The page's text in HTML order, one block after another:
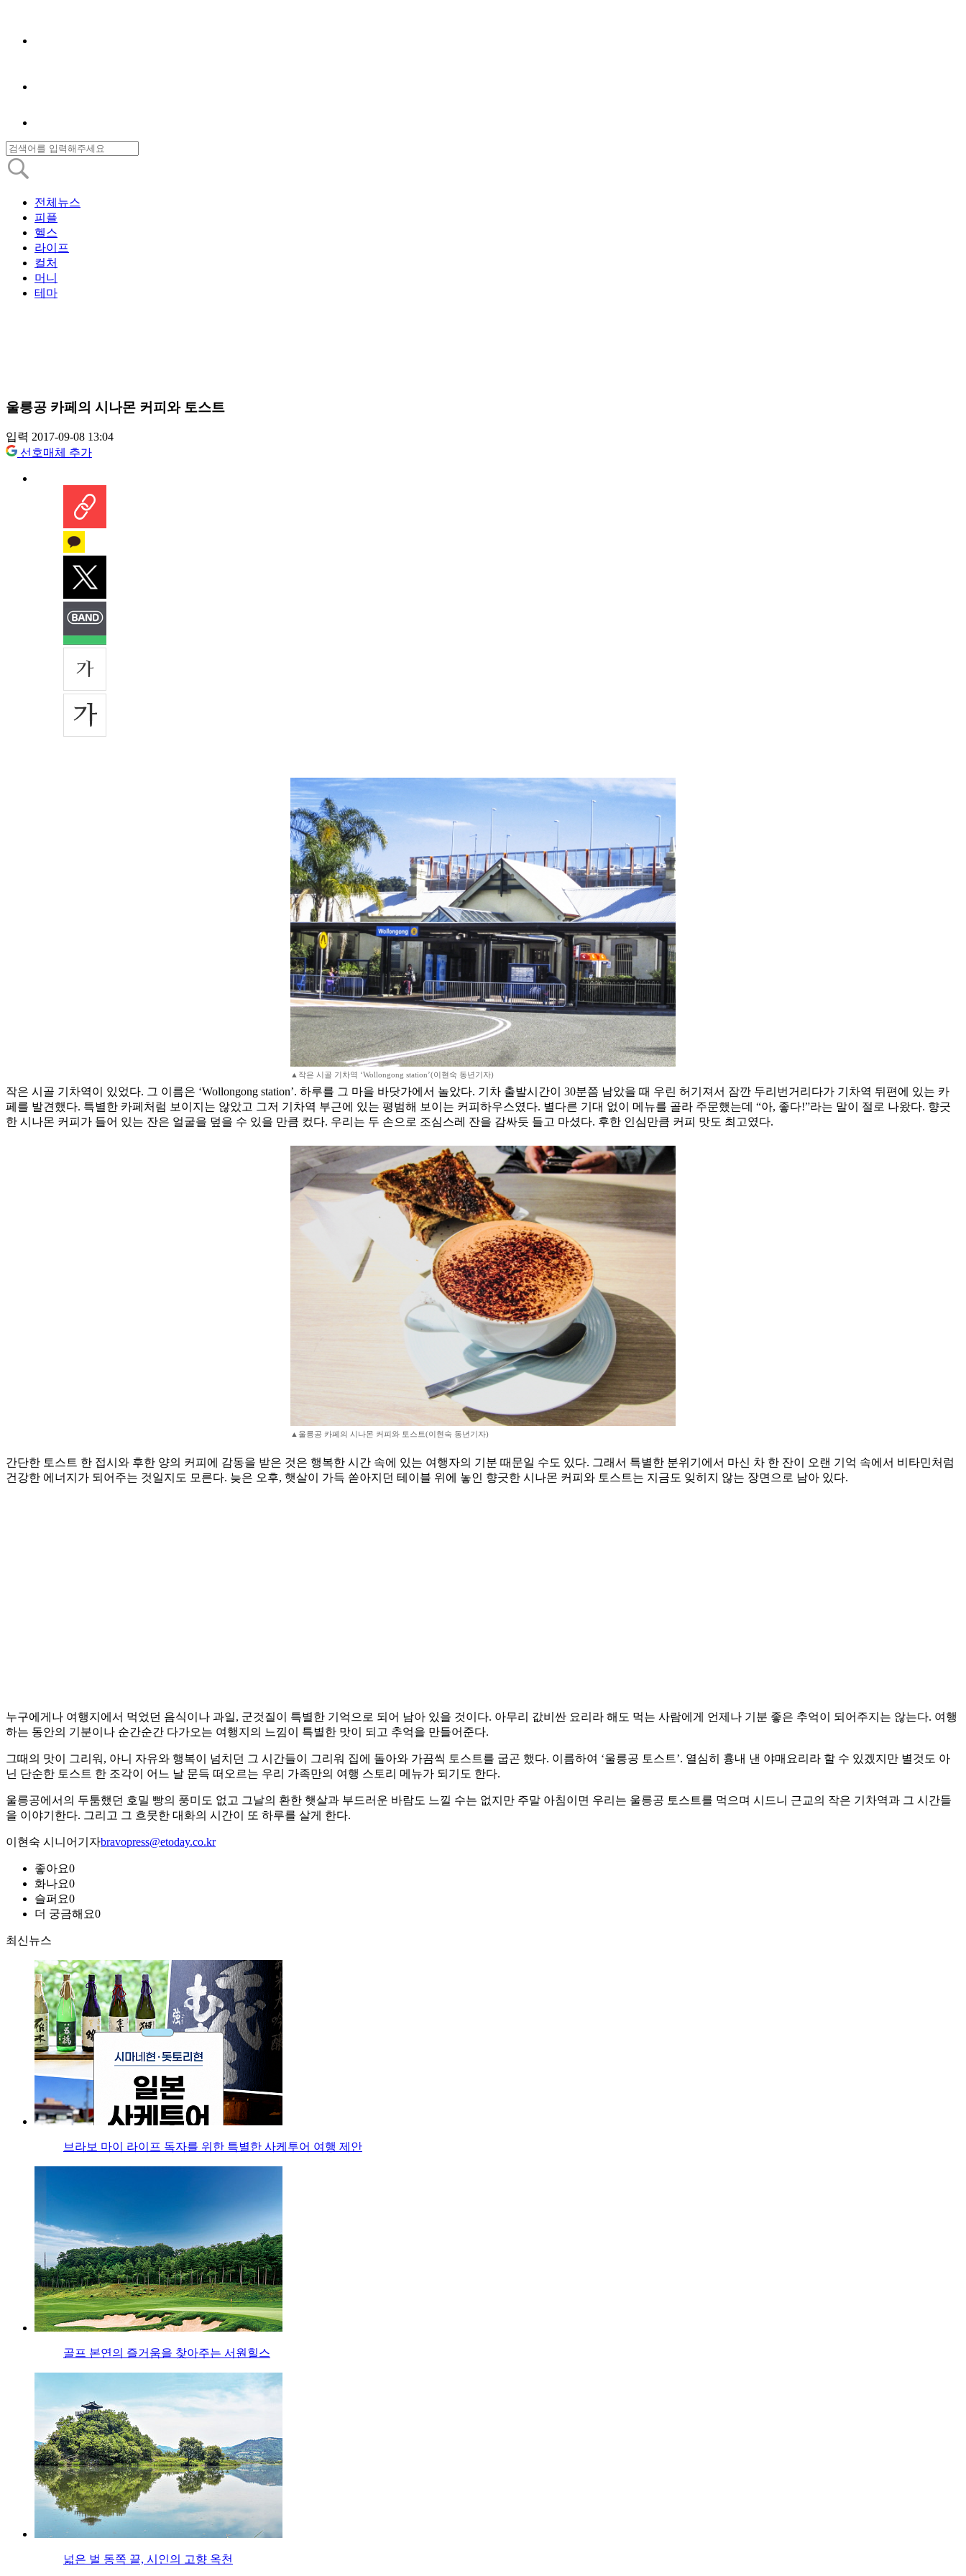
전체뉴스
피플
헬스
라이프
컬처
머니
테마
울릉공 카페의 시나몬 커피와 토스트
입력 2017-09-08 13:04
선호매체 추가
▲작은 시골 기차역 ‘Wollongong station’(이현숙 동년기자)
작은 시골 기차역이 있었다. 그 이름은 ‘Wollongong station’. 하루를 그 마을 바닷가에서 놀았다. 기차 출발시간이 30분쯤 남았을 때 우린 허기져서 잠깐 두리번거리다가 기차역 뒤편에 있는 카
페를 발견했다. 특별한 카페처럼 보이지는 않았고 그저 기차역 부근에 있는 평범해 보이는 커피하우스였다. 별다른 기대 없이 메뉴를 골라 주문했는데 “아, 좋다!”라는 말이 절로 나왔다. 향긋
한 시나몬 커피가 들어 있는 잔은 얼굴을 덮을 수 있을 만큼 컸다. 우리는 두 손으로 조심스레 잔을 감싸듯 들고 마셨다. 후한 인심만큼 커피 맛도 최고였다.
▲울릉공 카페의 시나몬 커피와 토스트(이현숙 동년기자)
간단한 토스트 한 접시와 후한 양의 커피에 감동을 받은 것은 행복한 시간 속에 있는 여행자의 기분 때문일 수도 있다. 그래서 특별한 분위기에서 마신 차 한 잔이 오랜 기억 속에서 비타민처럼
건강한 에너지가 되어주는 것일지도 모른다. 늦은 오후, 햇살이 가득 쏟아지던 테이블 위에 놓인 향긋한 시나몬 커피와 토스트는 지금도 잊히지 않는 장면으로 남아 있다.
누구에게나 여행지에서 먹었던 음식이나 과일, 군것질이 특별한 기억으로 되어 남아 있을 것이다. 아무리 값비싼 요리라 해도 먹는 사람에게 언제나 기분 좋은 추억이 되어주지는 않는다. 여행
하는 동안의 기분이나 순간순간 다가오는 여행지의 느낌이 특별한 맛이 되고 추억을 만들어준다.
그때의 맛이 그리워, 아니 자유와 행복이 넘치던 그 시간들이 그리워 집에 돌아와 가끔씩 토스트를 굽곤 했다. 이름하여 ‘울릉공 토스트’. 열심히 흉내 낸 야매요리라 할 수 있겠지만 별것도 아
닌 단순한 토스트 한 조각이 어느 날 문득 떠오르는 우리 가족만의 여행 스토리 메뉴가 되기도 한다.
울릉공에서의 두툼했던 호밀 빵의 풍미도 없고 그날의 환한 햇살과 부드러운 바람도 느낄 수는 없지만 주말 아침이면 우리는 울릉공 토스트를 먹으며 시드니 근교의 작은 기차역과 그 시간들
을 이야기한다. 그리고 그 흐뭇한 대화의 시간이 또 하루를 살게 한다.
이현숙 시니어기자bravopress@etoday.co.kr
좋아요0
화나요0
슬퍼요0
더 궁금해요0
최신뉴스
브라보 마이 라이프 독자를 위한 특별한 사케투어 여행 제안
골프 본연의 즐거움을 찾아주는 서원힐스
넓은 벌 동쪽 끝, 시인의 고향 옥천